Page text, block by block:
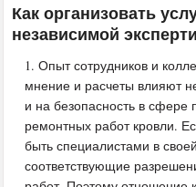
Как организовать
независимой
Опыт сотрудников и
мнение и расчеты влияют
и на безопасность в сфере
ремонтных работ кровли.
быть специалистами в
соответствующие